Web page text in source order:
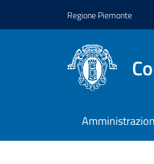
Regione Piemonte